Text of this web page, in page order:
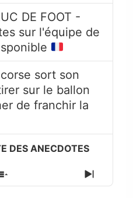
DE FOOT -
sur l'équipe de
sort son
sur le ballon
de franchir la
Show
Episodes
Next
Episode